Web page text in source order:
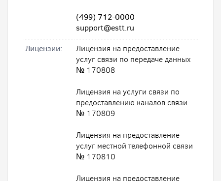
(499) 712-0000
support@estt.ru
Лицензии:
Лицензия на предоставление
услуг связи по передаче данных
№ 170808
Лицензия на услуги связи по
предоставлению каналов связи
№ 170809
Лицензия на предоставление
услуг местной телефонной связи
№ 170810
Лицензия на предоставление